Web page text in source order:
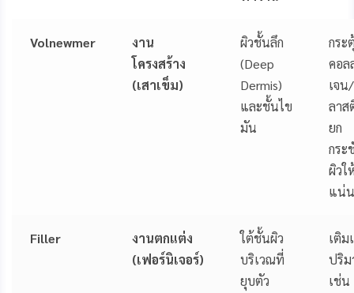
Volnewmer
งาน
โครงสร้าง
(เสาเข็ม)
ผิวชั้นลึก
(Deep
Dermis)
และชั้นไข
มัน
กระ
คอล
เจน
ลาส
ยก
กระ
ผิวใ
แน่
Filler
งานตกแต่ง
(เฟอร์นิเจอร์)
ใต้ชั้นผิว
บริเวณที่
ยุบตัว
เติม
ปริม
เช่น